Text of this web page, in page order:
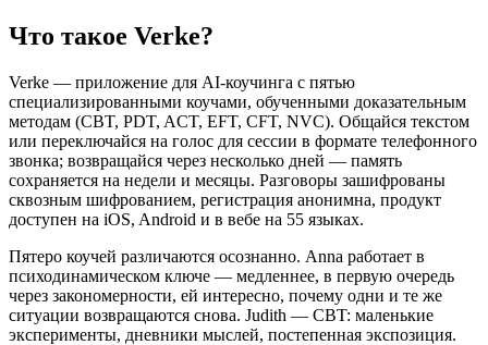
Что такое Verke?
Verke — приложение для AI-коучинга с пятью
специализированными коучами, обученными доказательным
методам (CBT, PDT, ACT, EFT, CFT, NVC). Общайся текстом
или переключайся на голос для сессии в формате телефонного
звонка; возвращайся через несколько дней — память
сохраняется на недели и месяцы. Разговоры зашифрованы
сквозным шифрованием, регистрация анонимна, продукт
доступен на iOS, Android и в вебе на 55 языках.
Пятеро коучей различаются осознанно. Anna работает в
психодинамическом ключе — медленнее, в первую очередь
через закономерности, ей интересно, почему одни и те же
ситуации возвращаются снова. Judith — CBT: маленькие
эксперименты, дневники мыслей, постепенная экспозиция.